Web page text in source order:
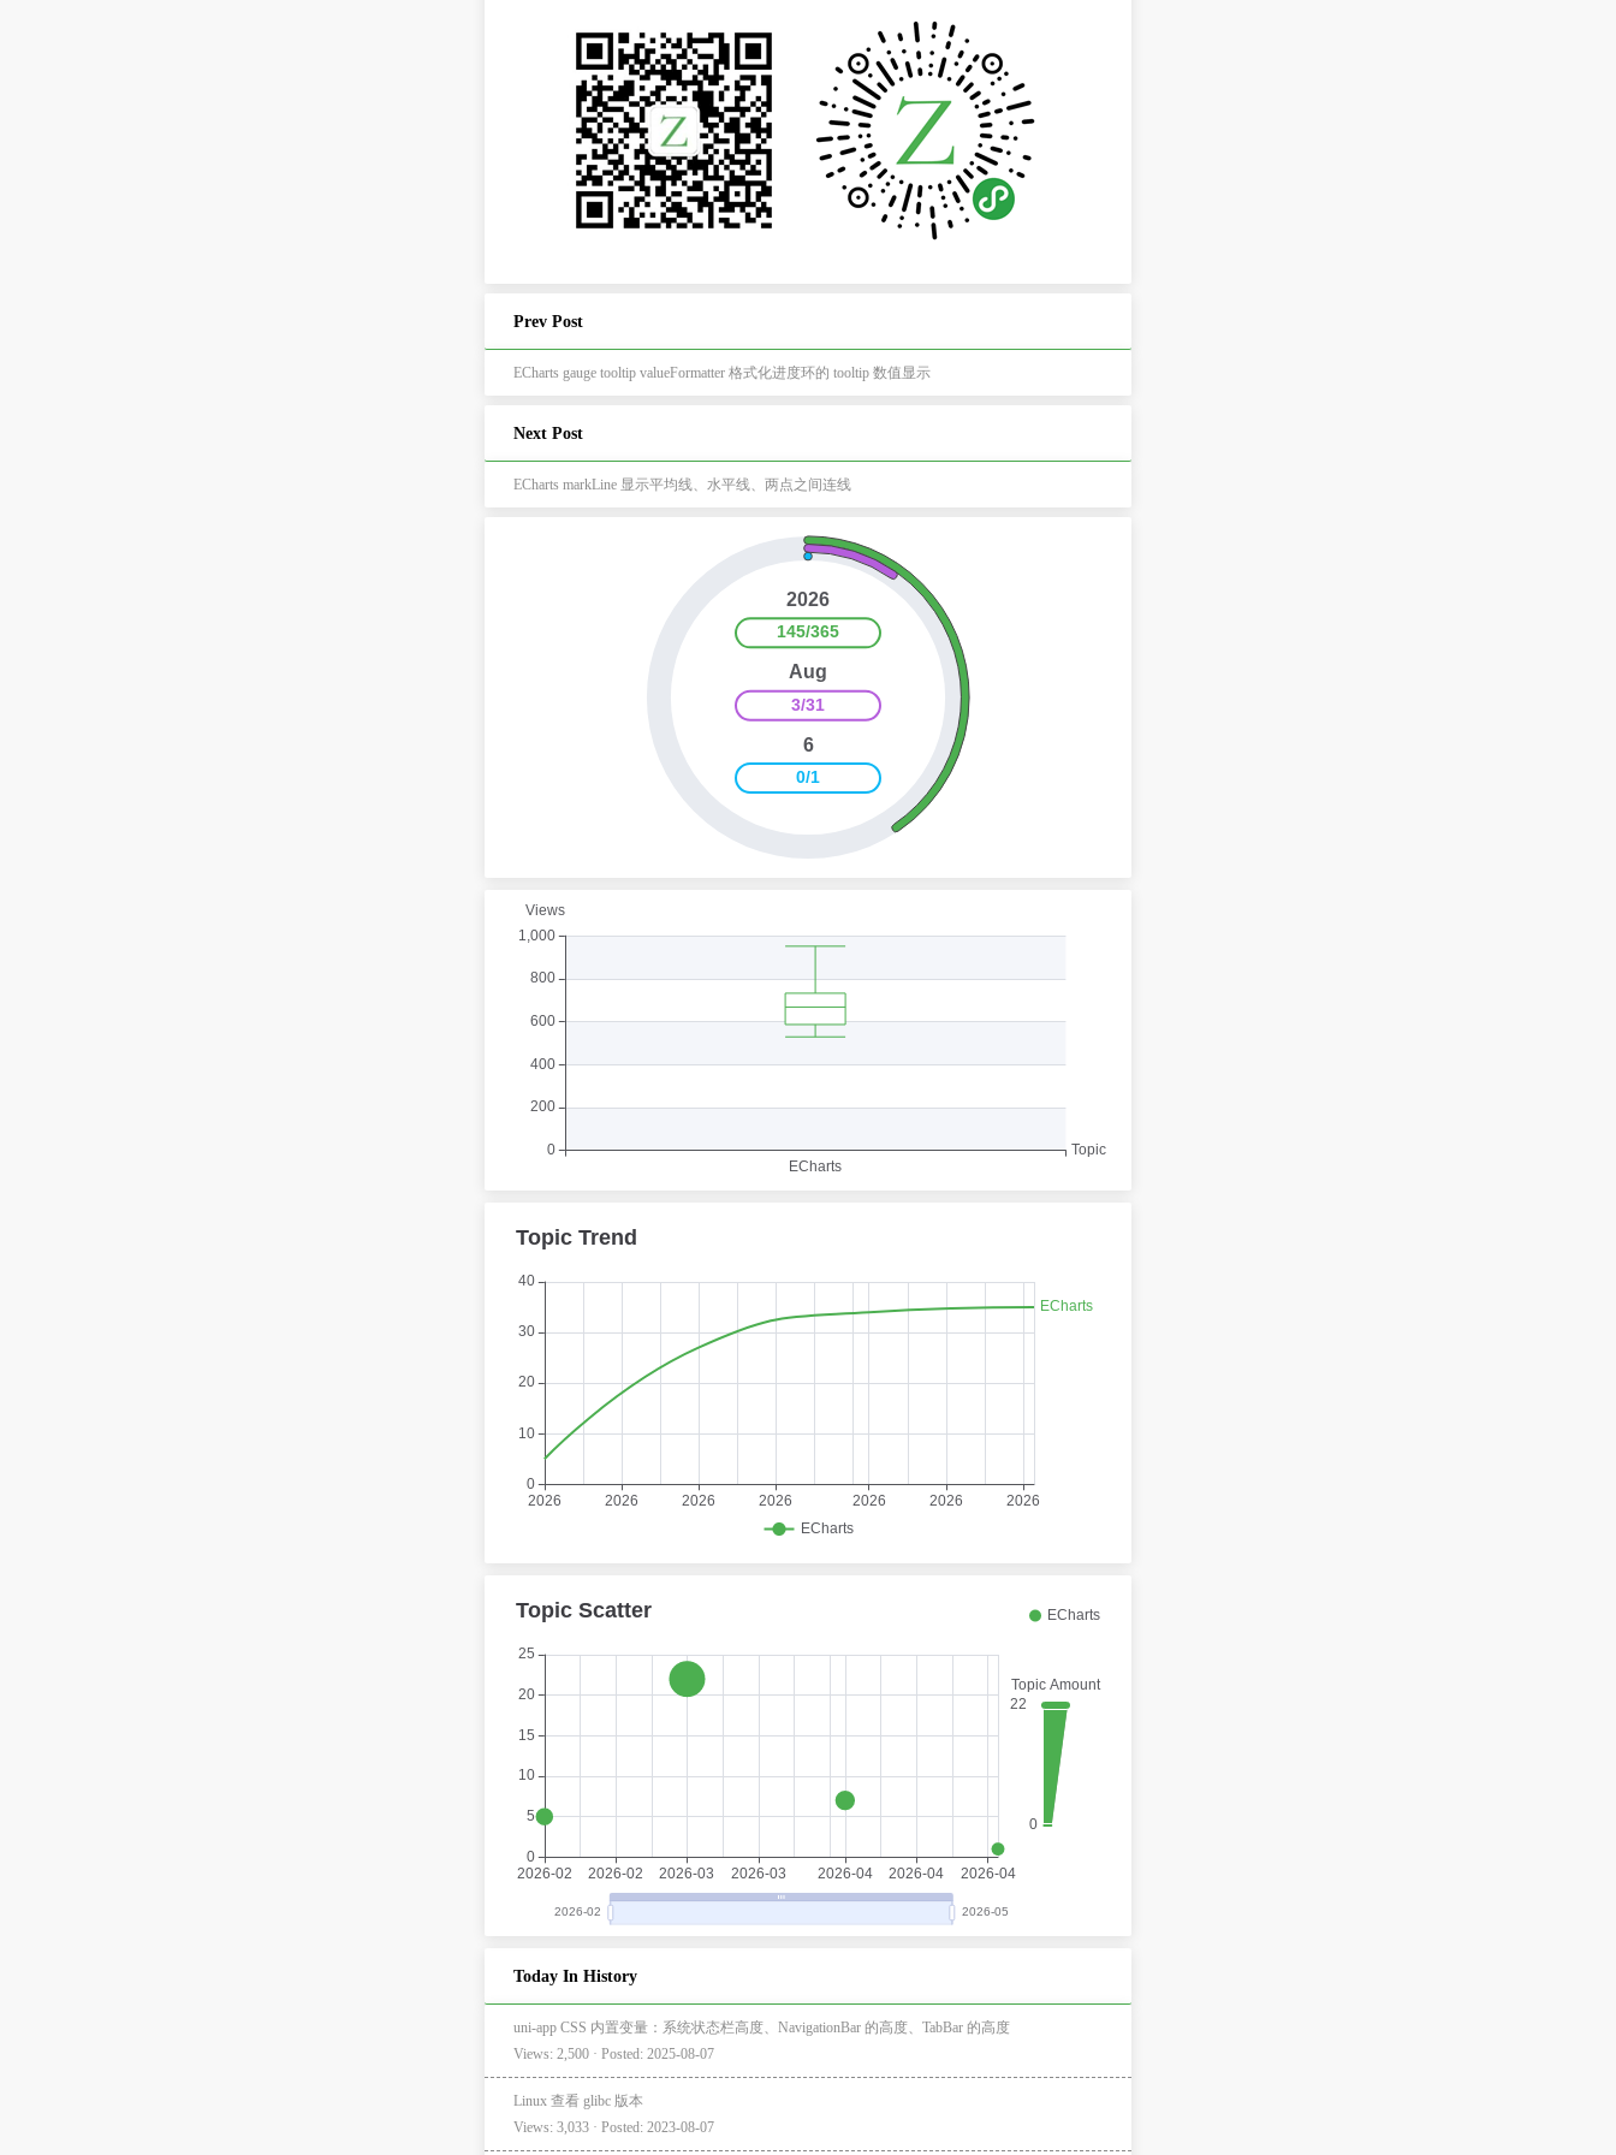
Prev Post
ECharts gauge tooltip valueFormatter 格式化进度环的 tooltip 数值显示
Next Post
ECharts markLine 显示平均线、水平线、两点之间连线
Today In History
uni-app CSS 内置变量：系统状态栏高度、NavigationBar 的高度、TabBar 的高度
Views: 2,500 · Posted: 2025-08-07
Linux 查看 glibc 版本
Views: 3,033 · Posted: 2023-08-07